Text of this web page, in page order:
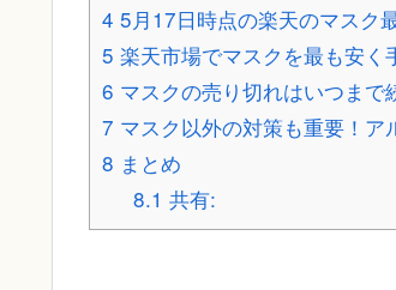
4 5月17日時点の楽天のマスク
5 楽天市場でマスクを最も安く
6 マスクの売り切れはいつまで
7 マスク以外の対策も重要！ア
8 まとめ
8.1 共有: